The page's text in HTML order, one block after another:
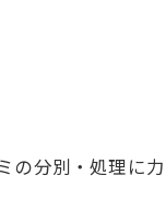
分別・処理に